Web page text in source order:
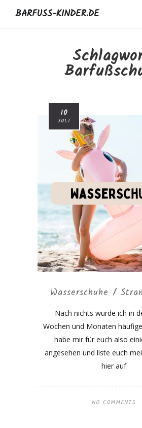
BARFUSS-KINDER.DE
WISSENSWERTES
ÜBER MICH
IMPRESSUM
10
JULI
Wasserschuhe /
Nach nichts wurde ich in
Wochen und Monaten
habe mir für euch also
angesehen und liste euch
hier auf
NO COMMENTS